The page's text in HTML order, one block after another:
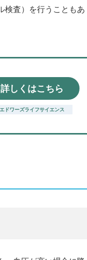
検査）を行うこともあ
詳しくはこちら
エドワーズライフサイエンス